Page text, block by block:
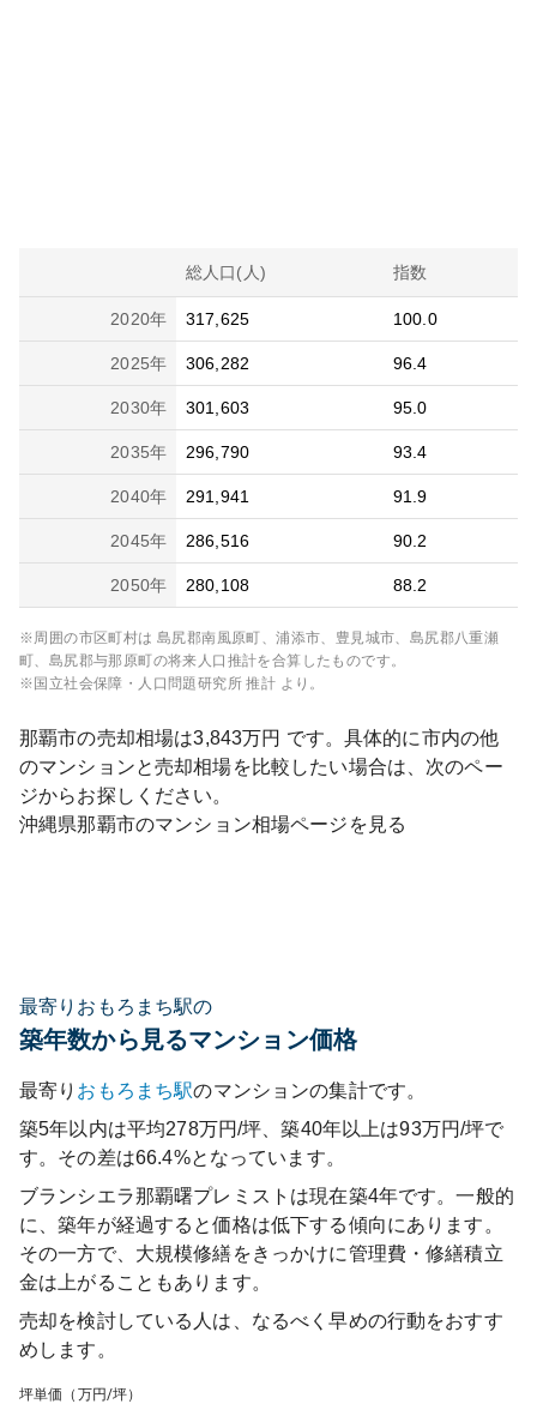
総人口(人) 指数
2020年 317,625 100.0
2025年 306,282 96.4
2030年 301,603 95.0
2035年 296,790 93.4
2040年 291,941 91.9
2045年 286,516 90.2
2050年 280,108 88.2
※周囲の市区町村は 島尻郡南風原町、浦添市、豊見城市、島尻郡八重瀬
町、島尻郡与那原町の将来人口推計を合算したものです。
※国立社会保障・人口問題研究所 推計 より。
那覇市の売却相場は3,843万円 です。具体的に市内の他
のマンションと売却相場を比較したい場合は、次のペー
ジからお探しください。
沖縄県那覇市のマンション相場ページを見る
最寄りおもろまち駅の
築年数から見るマンション価格
最寄り おもろまち駅のマンションの集計です。
築5年以内は平均278万円/坪、築40年以上は93万円/坪で
す。その差は66.4%となっています。
ブランシエラ那覇曙プレミスト は現在築4年です。一般的
に、築年が経過すると価格は低下する傾向にあります。
その一方で、大規模修繕をきっかけに管理費・修繕積立
金は上がることもあります。
売却を検討している人は、なるべく早めの行動をおすす
めします。
坪単価（万円/坪）